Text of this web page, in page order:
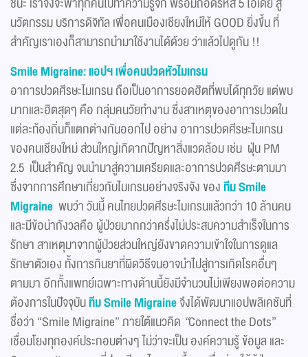
นวัตกรรม บริการดิจิทัล เพื่อคนเมืองเชียงใหม่ให้ GOOD ยิ่งขึ้น ที่
สำคัญเราเองก็สามารถนำมาใช้งานได้ด้วย ว่าแล้วไปดูกัน !!
Smile Migraine: แอปฯ เพื่อคนปวดหัวไมเกรน
อาการปวดศีรษะไมเกรน ถือเป็นอาการยอดฮิตที่พบได้ทุกวัย แต่พบ
มากและฮิตสุดๆ คือ กลุ่มคนวัยทำงาน ซึ่งสาเหตุของอาการปวดใน
แต่ละท้องถิ่นก็แตกต่างกันออกไป อย่าง อาการปวดศีรษะไมเกรน
ของคนเชียงใหม่ ส่วนใหญ่เกิดากปัญหาสิ่งแวดล้อม เช่น ฝุ่น PM
2.5 เป็นสำคัญ จนนำมาสู่ความเครียดและอาการปวดศีรษะตามมา
ซึ่งจากการศึกษาเกี่ยวกับไมเกรนอย่างจริงจัง ของทีม Smile
Migraine พบว่า วันนี้ คนไทยปวดศีรษะไมเกรนแล้วกว่า 10 ล้านคน
และมีข้อน่ากังวลคือ ผู้ป่วยมากกว่าครึ่งไม่ประสบความสำเร็จในการ
รักษา สาเหตุมาจากผู้ป่วยส่วนใหญ่ยังขาดความเข้าใจในการดูแล
รักษาตัวเอง ทั้งการกินยาที่ผิดวิธีจนอาจนำไปสู่การเกิดโรคอื่นๆ
ตามมา อีกทั้งแพทย์เฉพาะทางด้านนี้ยังมีจำนวนไม่เพียงพอต่อความ
ต้องการในปัจจุบันทีม Smile Migraineจึงได้พัฒนาแอปพลิเคชันที่
ชื่อว่า “Smile Migraine” ภายใต้แนวคิด “Connect the Dots”
เชื่อมโยงทุกองค์ประกอบต่างๆ ไม่ว่าจะเป็น องค์ความรู้ ข้อมูล และ